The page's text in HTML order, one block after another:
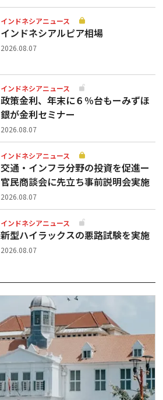
インドネシアニュース
インドネシアルピア相場
2026.08.07
インドネシアニュース
政策金利、年末に６％台もーみずほ
銀が金利セミナー
2026.08.07
インドネシアニュース
交通・インフラ分野の投資を促進ー
官民商談会に先立ち事前説明会実施
2026.08.07
インドネシアニュース
新型ハイラックスの悪路試験を実施
2026.08.07